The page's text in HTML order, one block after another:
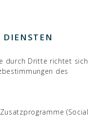
durch Dritte richtet sich
des
(Social